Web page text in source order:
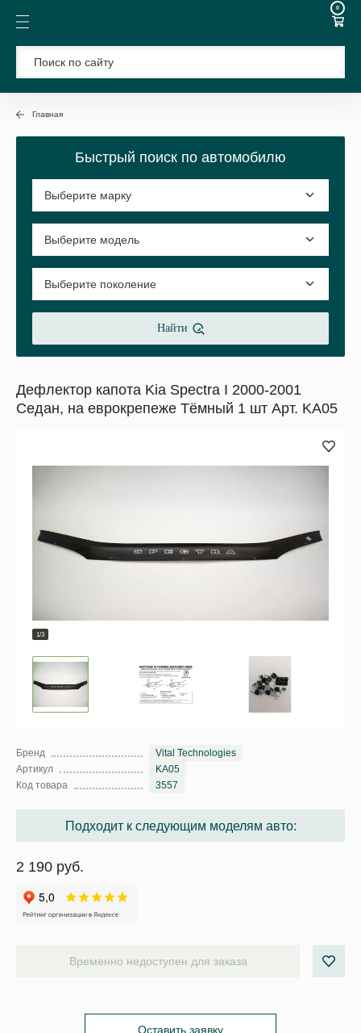
0
Главная
Быстрый поиск по автомобилю
Найти
Дефлектор капота Kia Spectra I 2000-2001
Седан, на еврокрепеже Тёмный 1 шт Арт. KA05
1/3
Бренд
Vital Technologies
Артикул
KA05
Код товара
3557
Подходит к следующим моделям авто:
2 190 руб.
Временно недоступен для заказа
Оставить заявку